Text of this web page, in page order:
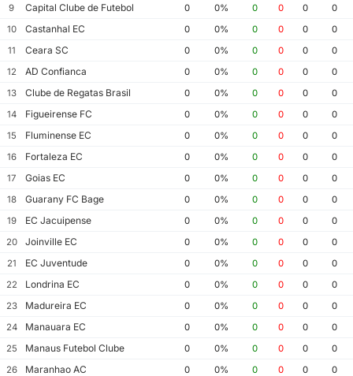
9
Capital Clube de Futebol 0 0% 0 0 0
0
10
Castanhal EC 0 0% 0 0 0
0
11
Ceara SC 0 0% 0 0 0
0
12
AD Confianca 0 0% 0 0 0
0
13
Clube de Regatas Brasil 0 0% 0 0 0
0
14
Figueirense FC 0 0% 0 0 0
0
15
Fluminense EC 0 0% 0 0 0
0
16
Fortaleza EC 0 0% 0 0 0
0
17
Goias EC 0 0% 0 0 0
0
18
Guarany FC Bage 0 0% 0 0 0
0
19
EC Jacuipense 0 0% 0 0 0
0
20
Joinville EC 0 0% 0 0 0
0
21
EC Juventude 0 0% 0 0 0
0
22
Londrina EC 0 0% 0 0 0
0
23
Madureira EC 0 0% 0 0 0
0
24
Manauara EC 0 0% 0 0 0
0
25
Manaus Futebol Clube 0 0% 0 0 0
0
26
Maranhao AC 0 0% 0 0 0
0